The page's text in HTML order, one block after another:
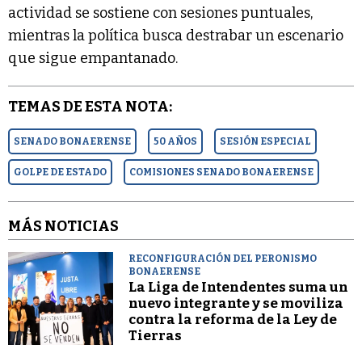
actividad se sostiene con sesiones puntuales,
mientras la política busca destrabar un escenario
que sigue empantanado.
TEMAS DE ESTA NOTA:
SENADO BONAERENSE 50 AÑOS SESIÓN ESPECIAL
GOLPE DE ESTADO COMISIONES SENADO BONAERENSE
MÁS NOTICIAS
RECONFIGURACIÓN DEL PERONISMO
BONAERENSE
La Liga de Intendentes suma un
nuevo integrante y se moviliza
contra la reforma de la Ley de
Tierras